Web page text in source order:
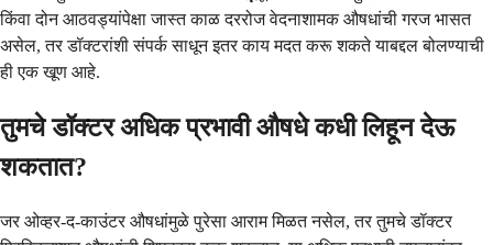
किंवा दोन आठवड्यांपेक्षा जास्त काळ दररोज वेदनाशामक औषधांची गरज भासत
असेल, तर डॉक्टरांशी संपर्क साधून इतर काय मदत करू शकते याबद्दल बोलण्याची
ही एक खूण आहे.
तुमचे डॉक्टर अधिक प्रभावी औषधे कधी लिहून देऊ
शकतात?
जर ओव्हर-द-काउंटर औषधांमुळे पुरेसा आराम मिळत नसेल, तर तुमचे डॉक्टर